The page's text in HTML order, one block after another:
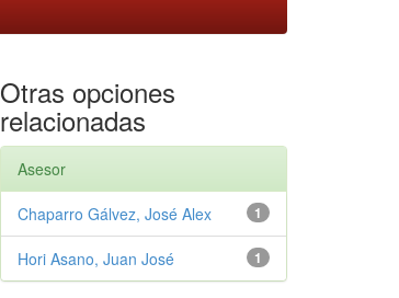
Otras opciones
relacionadas
Asesor
1
Chaparro Gálvez, José Alex
1
Hori Asano, Juan José